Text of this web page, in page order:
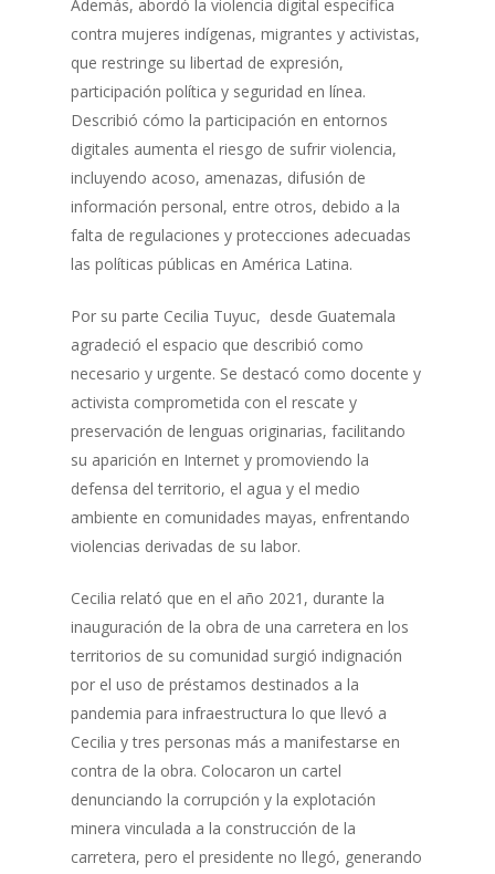
Además, abordó la violencia digital específica
contra mujeres indígenas, migrantes y activistas,
que restringe su libertad de expresión,
participación política y seguridad en línea.
Describió cómo la participación en entornos
digitales aumenta el riesgo de sufrir violencia,
incluyendo acoso, amenazas, difusión de
información personal, entre otros, debido a la
falta de regulaciones y protecciones adecuadas
las políticas públicas en América Latina.
Por su parte Cecilia Tuyuc, desde Guatemala
agradeció el espacio que describió como
necesario y urgente. Se destacó como docente y
activista comprometida con el rescate y
preservación de lenguas originarias, facilitando
su aparición en Internet y promoviendo la
defensa del territorio, el agua y el medio
ambiente en comunidades mayas, enfrentando
violencias derivadas de su labor.
Cecilia relató que en el año 2021, durante la
inauguración de la obra de una carretera en los
territorios de su comunidad surgió indignación
por el uso de préstamos destinados a la
pandemia para infraestructura lo que llevó a
Cecilia y tres personas más a manifestarse en
contra de la obra. Colocaron un cartel
denunciando la corrupción y la explotación
minera vinculada a la construcción de la
carretera, pero el presidente no llegó, generando